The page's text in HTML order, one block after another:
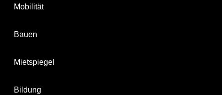
Mobilität
Bauen
Mietspiegel
Bildung